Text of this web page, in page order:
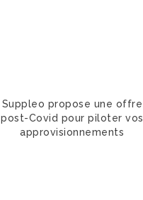
Suppleo propose une offre
post-Covid pour piloter vos
approvisionnements